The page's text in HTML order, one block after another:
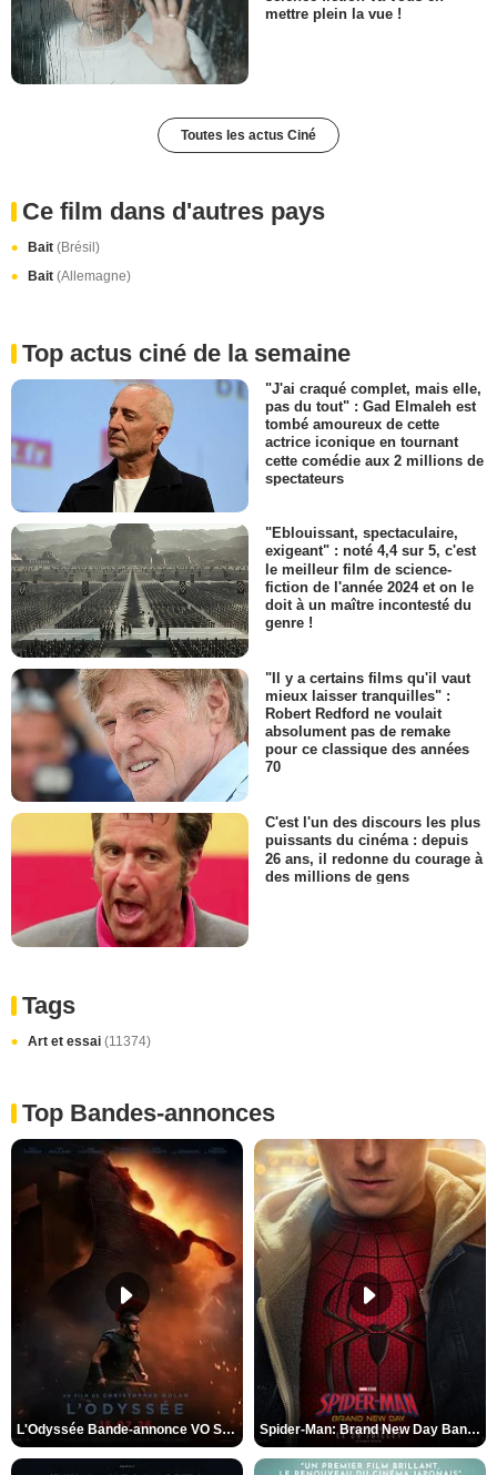
mettre plein la vue !
Toutes les actus Ciné
Ce film dans d'autres pays
Bait (Brésil)
Bait (Allemagne)
Top actus ciné de la semaine
"J'ai craqué complet, mais elle,
pas du tout" : Gad Elmaleh est
tombé amoureux de cette
actrice iconique en tournant
cette comédie aux 2 millions de
spectateurs
"Eblouissant, spectaculaire,
exigeant" : noté 4,4 sur 5, c'est
le meilleur film de science-
fiction de l'année 2024 et on le
doit à un maître incontesté du
genre !
"Il y a certains films qu'il vaut
mieux laisser tranquilles" :
Robert Redford ne voulait
absolument pas de remake
pour ce classique des années
70
C'est l'un des discours les plus
puissants du cinéma : depuis
26 ans, il redonne du courage à
des millions de gens
Tags
Art et essai (11374)
Top Bandes-annonces
L'Odyssée Bande-annonce VO STFR Spider-Man: Brand New Day Bande-annonce VO STFR